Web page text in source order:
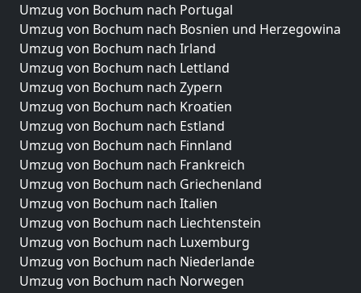
Umzug von Bochum nach Portugal
Umzug von Bochum nach Bosnien und Herzegowina
Umzug von Bochum nach Irland
Umzug von Bochum nach Lettland
Umzug von Bochum nach Zypern
Umzug von Bochum nach Kroatien
Umzug von Bochum nach Estland
Umzug von Bochum nach Finnland
Umzug von Bochum nach Frankreich
Umzug von Bochum nach Griechenland
Umzug von Bochum nach Italien
Umzug von Bochum nach Liechtenstein
Umzug von Bochum nach Luxemburg
Umzug von Bochum nach Niederlande
Umzug von Bochum nach Norwegen